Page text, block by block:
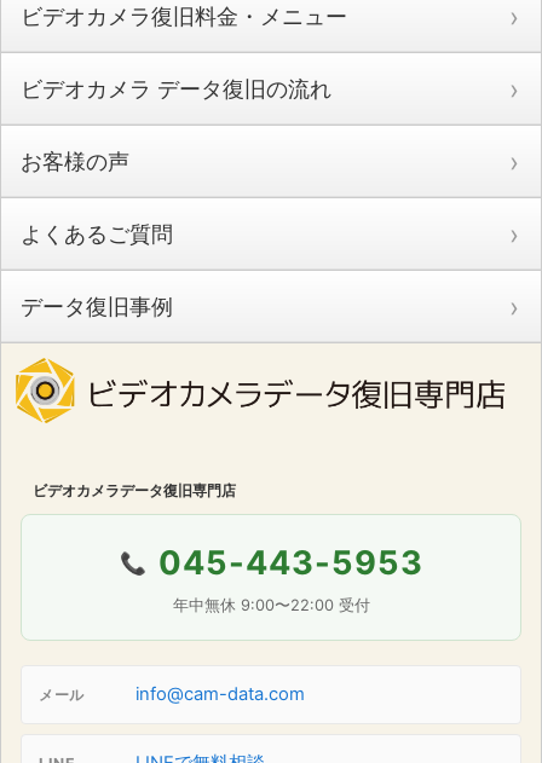
ビデオカメラ復旧料金・メニュー
ビデオカメラ データ復旧の流れ
お客様の声
よくあるご質問
データ復旧事例
ビデオカメラデータ復旧専門店
📞 045-443-5953
年中無休 9:00〜22:00 受付
メール info@cam-data.com